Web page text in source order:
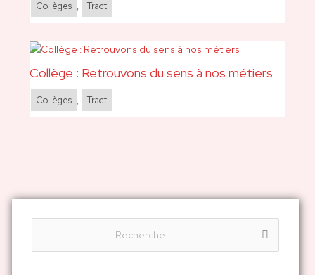
e
Collèges , Tract
Collège : Retrouvons du sens à nos métiers
Collèges , Tract